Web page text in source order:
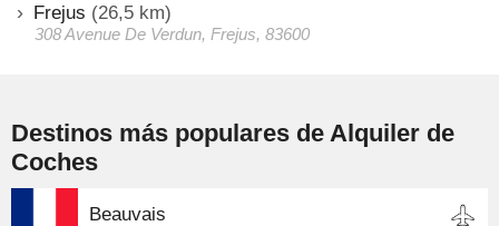
Frejus (26,5 km)
308 Avenue De Verdun, Frejus, 83600
Destinos más populares de Alquiler de
Coches
Beauvais